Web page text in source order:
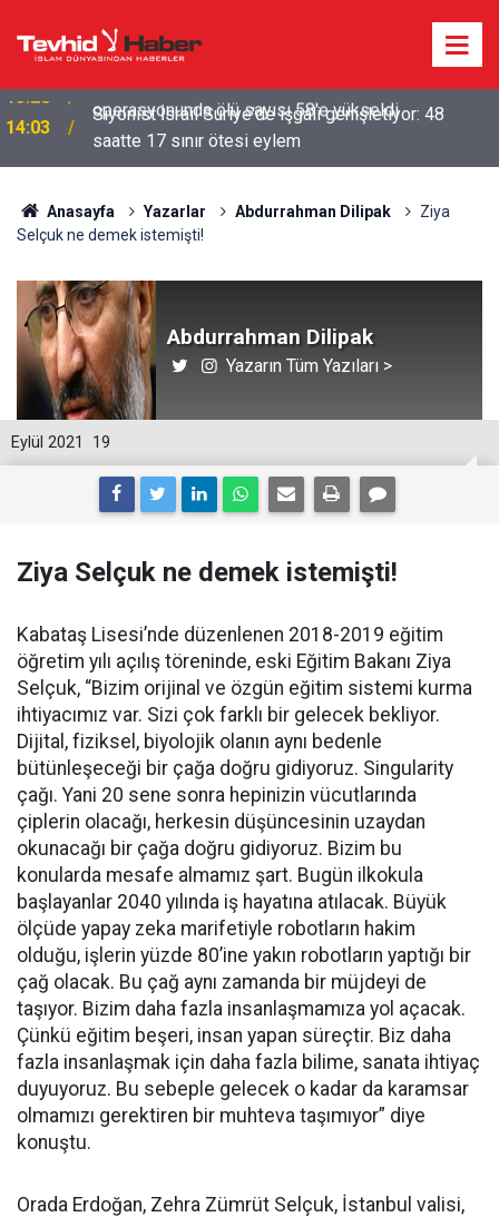
14:03
Siyonist İsrail Suriye'de işgali genişletiyor: 48
saatte 17 sınır ötesi eylem
Anasayfa Yazarlar Abdurrahman Dilipak
Ziya
Selçuk ne demek istemişti!
Abdurrahman Dilipak
Yazarın Tüm Yazıları >
19
Eylül 2021
Ziya Selçuk ne demek istemişti!
Kabataş Lisesi’nde düzenlenen 2018-2019 eğitim
öğretim yılı açılış töreninde, eski Eğitim Bakanı Ziya
Selçuk, “Bizim orijinal ve özgün eğitim sistemi kurma
ihtiyacımız var. Sizi çok farklı bir gelecek bekliyor.
Dijital, fiziksel, biyolojik olanın aynı bedenle
bütünleşeceği bir çağa doğru gidiyoruz. Singularity
çağı. Yani 20 sene sonra hepinizin vücutlarında
çiplerin olacağı, herkesin düşüncesinin uzaydan
okunacağı bir çağa doğru gidiyoruz. Bizim bu
konularda mesafe almamız şart. Bugün ilkokula
başlayanlar 2040 yılında iş hayatına atılacak. Büyük
ölçüde yapay zeka marifetiyle robotların hakim
olduğu, işlerin yüzde 80’ine yakın robotların yaptığı bir
çağ olacak. Bu çağ aynı zamanda bir müjdeyi de
taşıyor. Bizim daha fazla insanlaşmamıza yol açacak.
Çünkü eğitim beşeri, insan yapan süreçtir. Biz daha
fazla insanlaşmak için daha fazla bilime, sanata ihtiyaç
duyuyoruz. Bu sebeple gelecek o kadar da karamsar
olmamızı gerektiren bir muhteva taşımıyor” diye
konuştu.
Orada Erdoğan, Zehra Zümrüt Selçuk, İstanbul valisi,